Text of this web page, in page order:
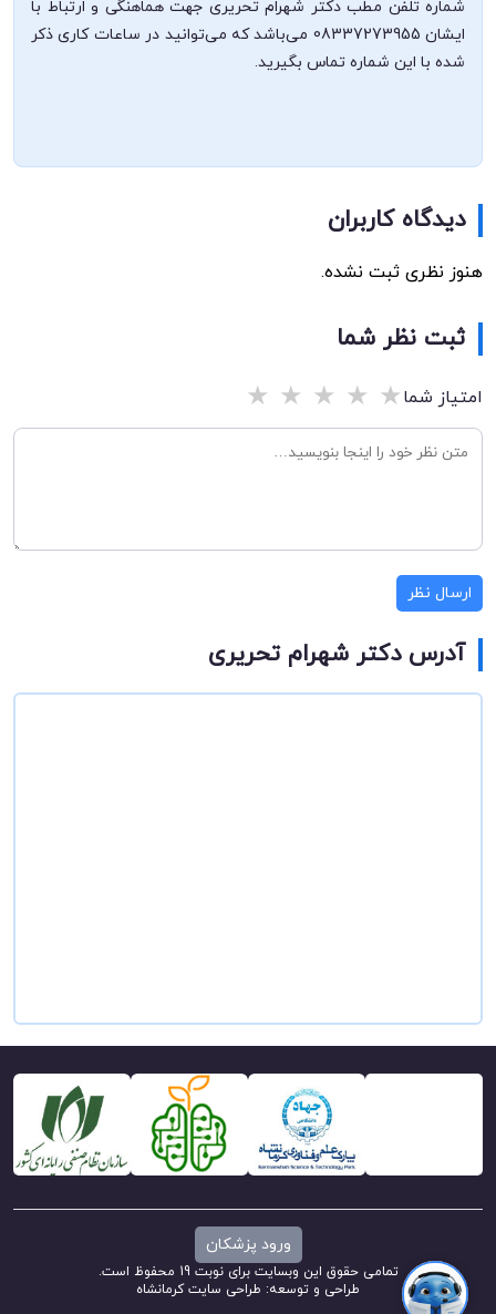
شماره تلفن مطب دکتر شهرام تحریری جهت هماهنگی و ارتباط با
ایشان 08337273955 می‌باشد که می‌توانید در ساعات کاری ذکر
شده با این شماره تماس بگیرید.
دیدگاه کاربران
هنوز نظری ثبت نشده.
ثبت نظر شما
امتیاز شما★
★
★
★
★
ارسال نظر
آدرس دکتر شهرام تحریری
ورود پزشکان
تمامی حقوق این وبسایت برای نوبت 19 محفوظ است.
طراحی و توسعه: طراحی سایت کرمانشاه